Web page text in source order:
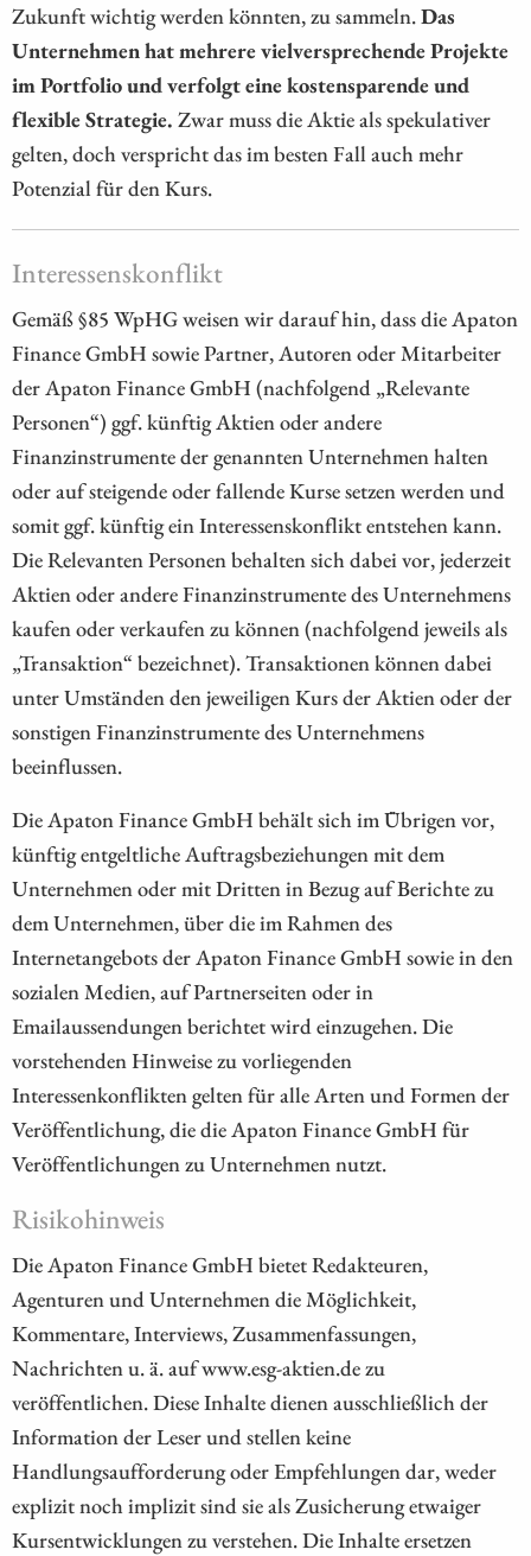
Zukunft wichtig werden könnten, zu sammeln.Das
Unternehmen hat mehrere vielversprechende Projekte
im Portfolio und verfolgt eine kostensparende und
flexible Strategie. Zwar muss die Aktie als spekulativer
gelten, doch verspricht das im besten Fall auch mehr
Potenzial für den Kurs.
Interessenskonflikt
Gemäß §85 WpHG weisen wir darauf hin, dass die Apaton
Finance GmbH sowie Partner, Autoren oder Mitarbeiter
der Apaton Finance GmbH (nachfolgend „Relevante
Personen“) ggf. künftig Aktien oder andere
Finanzinstrumente der genannten Unternehmen halten
oder auf steigende oder fallende Kurse setzen werden und
somit ggf. künftig ein Interessenskonflikt entstehen kann.
Die Relevanten Personen behalten sich dabei vor, jederzeit
Aktien oder andere Finanzinstrumente des Unternehmens
kaufen oder verkaufen zu können (nachfolgend jeweils als
„Transaktion“ bezeichnet). Transaktionen können dabei
unter Umständen den jeweiligen Kurs der Aktien oder der
sonstigen Finanzinstrumente des Unternehmens
beeinflussen.
Die Apaton Finance GmbH behält sich im Übrigen vor,
künftig entgeltliche Auftragsbeziehungen mit dem
Unternehmen oder mit Dritten in Bezug auf Berichte zu
dem Unternehmen, über die im Rahmen des
Internetangebots der Apaton Finance GmbH sowie in den
sozialen Medien, auf Partnerseiten oder in
Emailaussendungen berichtet wird einzugehen. Die
vorstehenden Hinweise zu vorliegenden
Interessenkonflikten gelten für alle Arten und Formen der
Veröffentlichung, die die Apaton Finance GmbH für
Veröffentlichungen zu Unternehmen nutzt.
Risikohinweis
Die Apaton Finance GmbH bietet Redakteuren,
Agenturen und Unternehmen die Möglichkeit,
Kommentare, Interviews, Zusammenfassungen,
Nachrichten u. ä. auf www.esg-aktien.de zu
veröffentlichen. Diese Inhalte dienen ausschließlich der
Information der Leser und stellen keine
Handlungsaufforderung oder Empfehlungen dar, weder
explizit noch implizit sind sie als Zusicherung etwaiger
Kursentwicklungen zu verstehen. Die Inhalte ersetzen